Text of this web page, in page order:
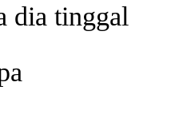
dia tinggal